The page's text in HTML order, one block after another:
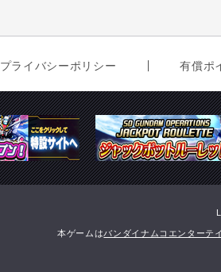
プライバシーポリシー 有償ポ
本ゲームはバンダイナムコエンターテ